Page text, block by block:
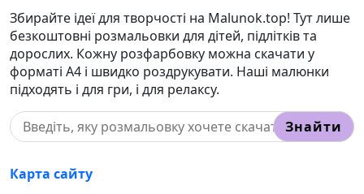
Збирайте ідеї для творчості на Malunok.top! Тут лише
безкоштовні розмальовки для дітей, підлітків та
дорослих. Кожну розфарбовку можна скачати у
форматі А4 і швидко роздрукувати. Наші малюнки
підходять і для гри, і для релаксу.
Знайти
Карта сайту